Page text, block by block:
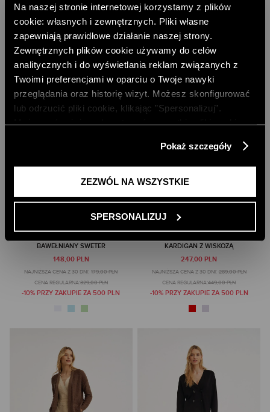
Na naszej stronie internetowej korzystamy z plików
cookie: własnych i zewnętrznych. Pliki własne
zapewniają prawidłowe działanie naszej strony.
Zewnętrznych plików cookie używamy do celów
analitycznych i do wyświetlania reklam związanych z
Twoimi preferencjami w oparciu o Twoje nawyki
przeglądania oraz historię wizyt. Możesz skonfigurować
lub odrzucić pliki cookie, klikając ”Spersonalizuj”.
Polityce Prywatności
Pokaż szczegóły
ZEZWÓL NA WSZYSTKIE
SPERSONALIZUJ
CENA REGULARNA: 369,00 PLN
-10% PRZY ZAKUPIE ZA 500 PLN
CENA REGULARNA:449,00 PLN
-10% PRZY ZAKUPIE ZA 500 PLN
BAWEŁNIANY SWETER
148,00 PLN
NAJNIŻSZA CENA Z 30 DNI: 179,00 PLN
CENA REGULARNA:329,00 PLN
-10% PRZY ZAKUPIE ZA 500 PLN
KARDIGAN Z WISKOZĄ
247,00 PLN
NAJNIŻSZA CENA Z 30 DNI: 289,00 PLN
CENA REGULARNA:449,00 PLN
-10% PRZY ZAKUPIE ZA 500 PLN